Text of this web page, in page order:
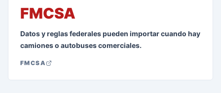
FMCSA
Datos y reglas federales pueden importar cuando hay
camiones o autobuses comerciales.
FMCSA